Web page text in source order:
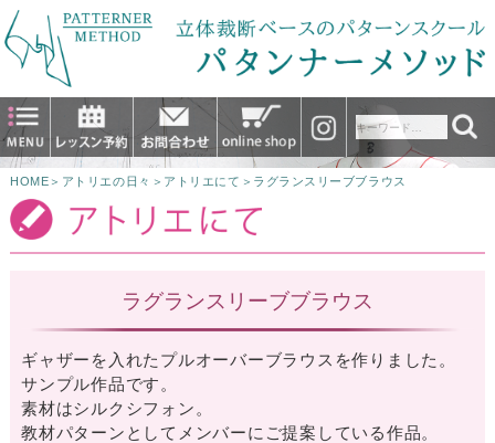
HOME ＞ アトリエの日々 ＞ アトリエにて ＞ ラグランスリーブブラウス
ラグランスリーブブラウス
ギャザーを入れたプルオーバーブラウスを作りました。
サンプル作品です。
素材はシルクシフォン。
教材パターンとしてメンバーにご提案している作品。